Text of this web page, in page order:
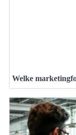
Welke